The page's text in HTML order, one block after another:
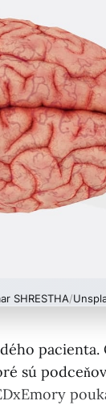
SHRESTHA/
sú